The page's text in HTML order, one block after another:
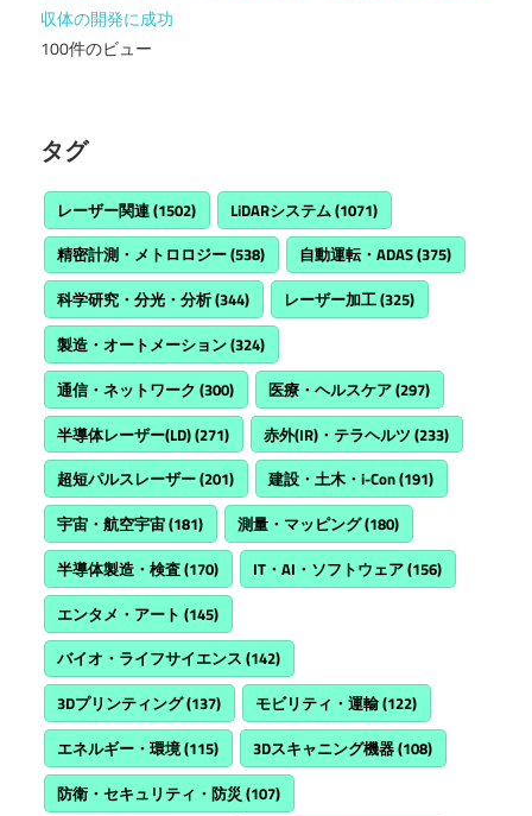
収体の開発に成功
100件のビュー
タグ
レーザー関連(1502) LiDARシステム(1071)
精密計測・メトロロジー(538) 自動運転・ADAS(375)
科学研究・分光・分析(344) レーザー加工(325)
製造・オートメーション(324)
通信・ネットワーク (300) 医療・ヘルスケア(297)
半導体レーザー(LD)(271) 赤外(IR)・テラヘルツ (233)
超短パルスレーザー(201) 建設・土木・i-Con(191)
宇宙・航空宇宙(181) 測量・マッピング(180)
半導体製造・検査(170) IT・AI・ソフトウェア(156)
エンタメ・アート (145)
バイオ・ライフサイエンス (142)
3Dプリンティング(137) モビリティ・運輸(122)
エネルギー・環境(115) 3Dスキャニング機器(108)
防衛・セキュリティ・防災 (107)